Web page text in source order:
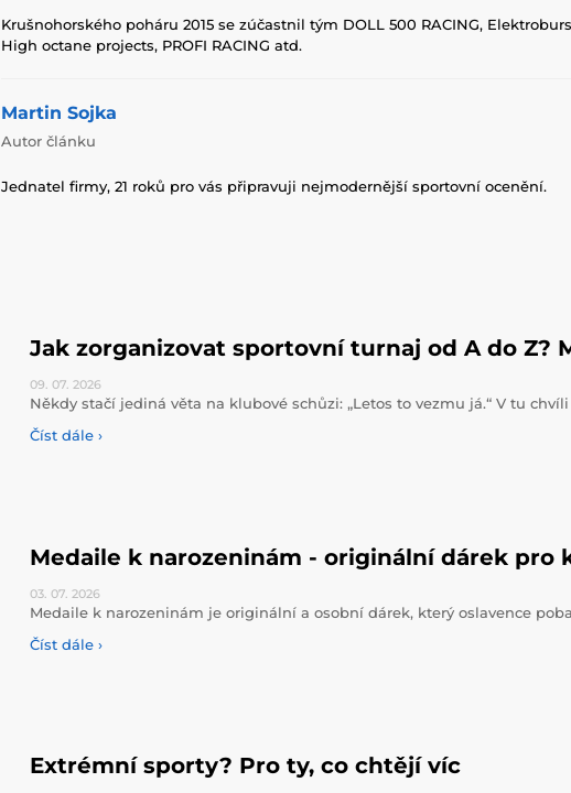
Krušnohorského poháru 2015 se zúčastnil tým DOLL 500 RACING,
High octane projects, PROFI RACING atd.
Martin Sojka
Autor článku
Jednatel firmy, 21 roků pro vás připravuji nejmodernější sportovní ocenění.
Jak zorganizovat sportovní turnaj od A do Z?
09. 07. 2026
Někdy stačí jediná věta na klubové schůzi: „Letos to vezmu já.“ V tu
Číst dále ›
Medaile k narozeninám - originální dárek pro
03. 07. 2026
Medaile k narozeninám je originální a osobní dárek, který oslavence
Číst dále ›
Extrémní sporty? Pro ty, co chtějí víc